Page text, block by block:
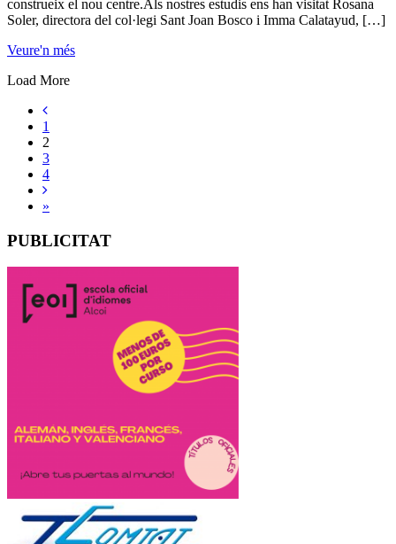
construeix el nou centre.Als nostres estudis ens han visitat Rosana
Soler, directora del col·legi Sant Joan Bosco i Imma Calatayud, […]
Veure'n més
Load More
1
2
3
4
»
PUBLICITAT